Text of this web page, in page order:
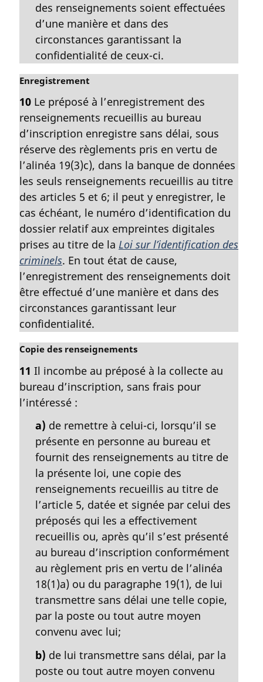
des renseignements soient effectuées
d’une manière et dans des
circonstances garantissant la
confidentialité de ceux-ci.
N
t
e
m
a
g
i
n
a
e
:
Enregistrement
10 Le préposé à l’enregistrement des
renseignements recueillis au bureau
d’inscription enregistre sans délai, sous
réserve des règlements pris en vertu de
l’alinéa 19(3)c), dans la banque de données
les seuls renseignements recueillis au titre
des articles 5 et 6; il peut y enregistrer, le
cas échéant, le numéro d’identification du
dossier relatif aux empreintes digitales
prises au titre de la Loi sur l’identification des
criminels. En tout état de cause,
l’enregistrement des renseignements doit
être effectué d’une manière et dans des
circonstances garantissant leur
confidentialité.
N
t
e
m
Copie des renseignements
11 Il incombe au préposé à la collecte au
bureau d’inscription, sans frais pour
l’intéressé :
a) de remettre à celui-ci, lorsqu’il se
présente en personne au bureau et
fournit des renseignements au titre de
la présente loi, une copie des
renseignements recueillis au titre de
l’article 5, datée et signée par celui des
préposés qui les a effectivement
recueillis ou, après qu’il s’est présenté
au bureau d’inscription conformément
au règlement pris en vertu de l’alinéa
18(1)a) ou du paragraphe 19(1), de lui
transmettre sans délai une telle copie,
par la poste ou tout autre moyen
convenu avec lui;
b) de lui transmettre sans délai, par la
poste ou tout autre moyen convenu